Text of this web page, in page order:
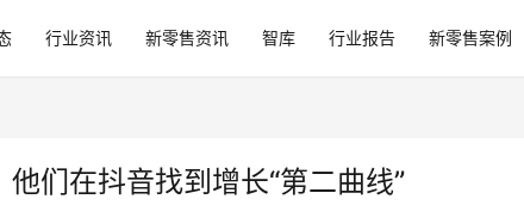
行业资讯 新零售资讯 智库 行业报告 新零售案例
们在抖音找到增长“第二曲线”